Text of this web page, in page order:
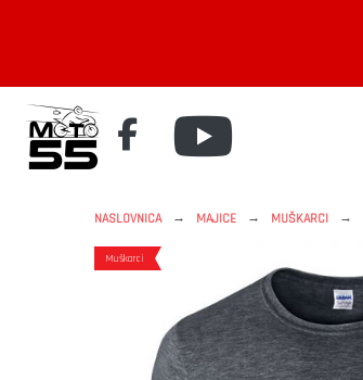
NASLOVNICA → MAJICE → MUŠKARCI →
Muškarci